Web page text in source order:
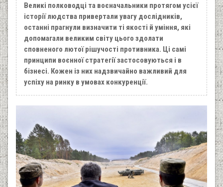
Великі полководці та воєначальники протягом усієї
історії людства привертали увагу дослідників,
останні прагнули ви­значити ті якості й уміння, які
допомагали великим світу цього здолати
сповненого лютої рішучості противника. Ці самі
принципи воєнної стратегії застосовуються і в
бізнесі. Кожен із них надзвичайно важливий для
успіху на ринку в умо­вах конкуренції.